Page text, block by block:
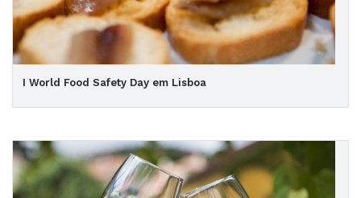
I World Food Safety Day em Lisboa